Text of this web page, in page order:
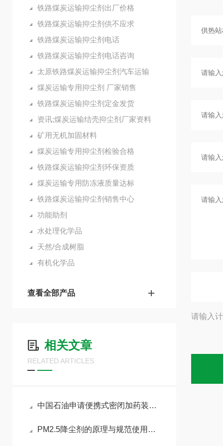
铁路煤炭运输抑尘剂出厂价格
铁路煤炭运输抑尘剂供不应求
铁路煤炭运输抑尘剂电话
铁路煤炭运输抑尘剂电话咨询
太原铁路煤炭运输抑尘剂汽车运输
煤炭运输专用抑尘剂 厂家销售
铁路煤炭运输抑尘剂定金发货
资讯;煤炭运输结壳抑尘剂厂家资料
矿用无机加固材料
煤炭运输专用抑尘剂检验合格
铁路煤炭运输抑尘剂环保资质
煤炭运输专用防冻液质量达标
铁路煤炭运输抑尘剂销售中心
功能助剂
水处理化学品
天然/合成树脂
有机化学品
查看全部产品
相关文章
RELATED ARTICLES
中国石油申请便携式密闭加药装置及方法，确保臭味剂无法向外扩散
PM2.5降尘剂的原理与规范使用指南
请输入